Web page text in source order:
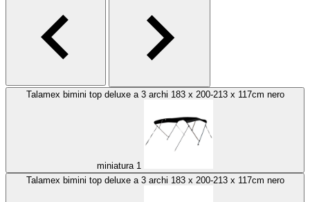
Talamex bimini top deluxe a 3 archi 183 x 200-213 x 117cm nero
miniatura 1
Talamex bimini top deluxe a 3 archi 183 x 200-213 x 117cm nero